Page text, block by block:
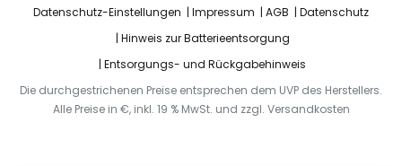
Datenschutz-Einstellungen Impressum AGB
Datenschutz
Hinweis zur Batterieentsorgung
Entsorgungs- und Rückgabehinweis
Die durchgestrichenen Preise entsprechen dem UVP des Herstellers.
Alle Preise in €, inkl. 19 % MwSt. und zzgl. Versandkosten